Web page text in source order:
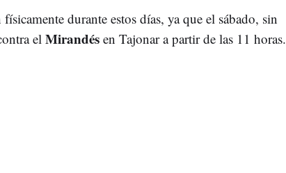
durante estos días, ya que el sábado, sin
el Mirandés en Tajonar a partir de las 11 horas.